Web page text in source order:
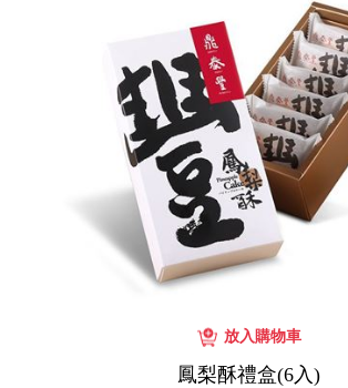
鳳梨酥禮盒(6入)